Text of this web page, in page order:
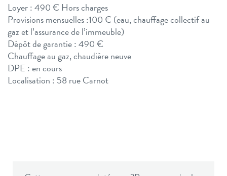
Loyer : 490 € Hors charges
Provisions mensuelles :100 € (eau, chauffage collectif au
gaz et l’assurance de l’immeuble)
Dépôt de garantie : 490 €
Chauffage au gaz, chaudière neuve
DPE : en cours
Localisation : 58 rue Carnot